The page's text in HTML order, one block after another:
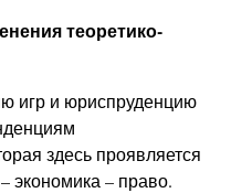
теоретико-
игр и юриспруденцию
здесь проявляется
экономика – право.